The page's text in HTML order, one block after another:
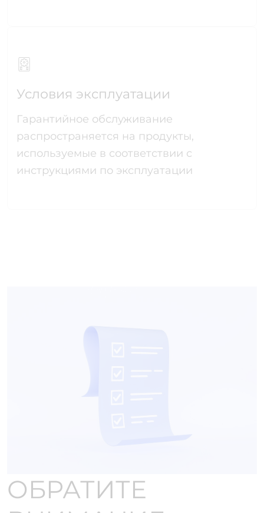
Условия эксплуатации
Гарантийное обслуживание
распространяется на продукты,
используемые в соответствии с
инструкциями по эксплуатации
ОБРАТИТЕ